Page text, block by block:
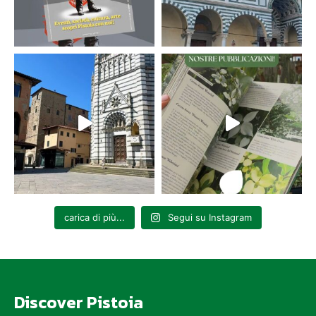
con Settima + (Musica italiana)
Ore 21.00 – 00.00
DOMENICA 26
Intrattenimento Musicale
con Varuna (Duo), orario aperitivo
Ore 19.00 – 22.00
MERCOLEDÌ 29
Intrattenimento Musicale
con Alibu DJ Vinile
Ore 19.00 – 23.00
GIOVEDÌ 30
Ore 21.00 – 23.00
Ore 21.00 – 00.00
carica di più... Segui su Instagram
Discover Pistoia